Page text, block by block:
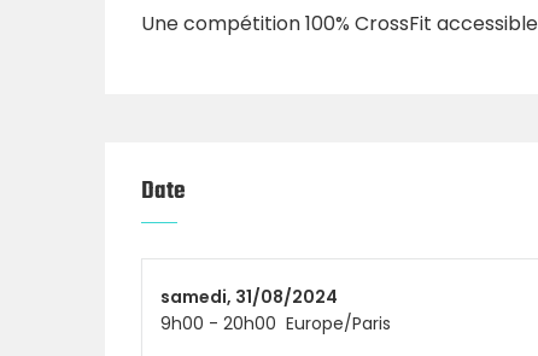
Une compétition 100% CrossFit
Date
samedi, 31/08/2024
9h00 - 20h00 Europe/Paris